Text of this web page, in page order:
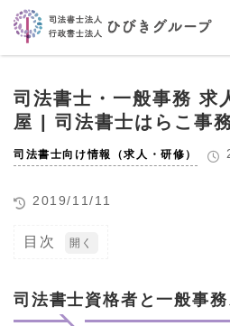
司法書士・一般事務 求
屋 | 司法書士はらこ事務
司法書士向け情報（求人・研修）
2019/11/11
目次
法
書
司法書士資格者と一般事